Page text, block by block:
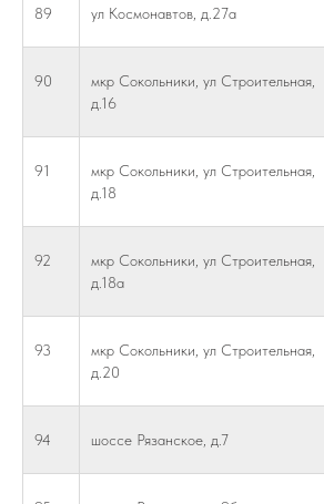
89 ул Космонавтов, д.27а
90
мкр Сокольники, ул Строительная,
д.16
91
мкр Сокольники, ул Строительная,
д.18
92
мкр Сокольники, ул Строительная,
д.18а
93
мкр Сокольники, ул Строительная,
д.20
94 шоссе Рязанское, д.7